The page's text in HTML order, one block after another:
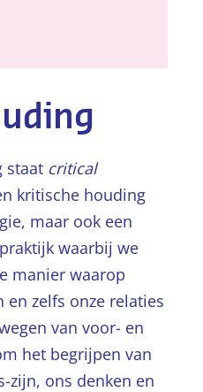
staat critical
kritische houding
maar ook een
waarbij we
manier waarop
zelfs onze relaties
van voor- en
het begrijpen van
zijn, ons denken en